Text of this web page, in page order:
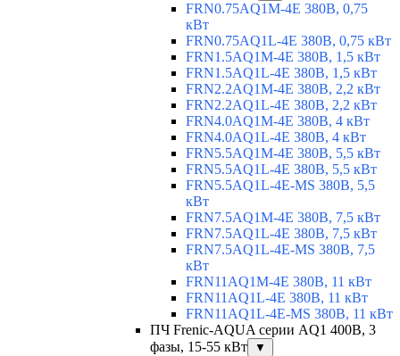
FRN0.75AQ1M-4E 380В, 0,75
кВт
FRN0.75AQ1L-4E 380В, 0,75 кВт
FRN1.5AQ1M-4E 380В, 1,5 кВт
FRN1.5AQ1L-4E 380В, 1,5 кВт
FRN2.2AQ1M-4E 380В, 2,2 кВт
FRN2.2AQ1L-4E 380В, 2,2 кВт
FRN4.0AQ1M-4E 380В, 4 кВт
FRN4.0AQ1L-4E 380В, 4 кВт
FRN5.5AQ1M-4E 380В, 5,5 кВт
FRN5.5AQ1L-4E 380В, 5,5 кВт
FRN5.5AQ1L-4E-MS 380В, 5,5
кВт
FRN7.5AQ1M-4E 380В, 7,5 кВт
FRN7.5AQ1L-4E 380В, 7,5 кВт
FRN7.5AQ1L-4E-MS 380В, 7,5
кВт
FRN11AQ1M-4E 380В, 11 кВт
FRN11AQ1L-4E 380В, 11 кВт
FRN11AQ1L-4E-MS 380В, 11 кВт
ПЧ Frenic-AQUA серии AQ1 400В, 3
фазы, 15-55 кВт
▼